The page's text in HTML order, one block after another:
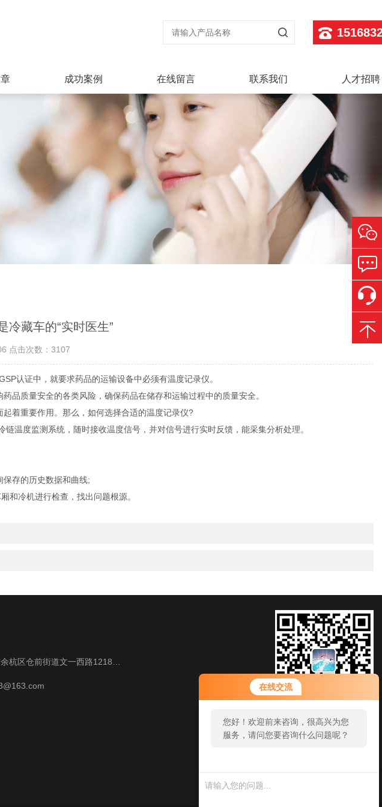
在线交流
您好！欢迎前来咨询，很高兴为您
服务，请问您要咨询什么问题呢？
成功案例 在线留言 联系我们 人才招聘
冷藏车的“实时医生”
点击次数：3107
认证中，就要求药品的运输设备中必须有温度记录仪。
质量安全的各类风险，确保药品在储存和运输过程中的质量安全。
着重要作用。那么，如何选择合适的温度记录仪?
度监测系统，随时接收温度信号，并对信号进行实时反馈，能采集分析处理。
存的历史数据和曲线;
和冷机进行检查，找出问题根源。
前街道文一西路1218号7幢101室（101室-18）
扫一扫，加微信